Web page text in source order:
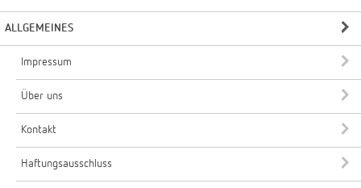
ALLGEMEINES
Impressum
Über uns
Kontakt
Haftungsausschluss